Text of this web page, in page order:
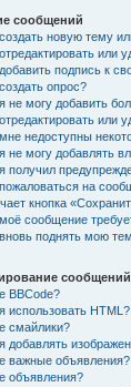
сообщений
новую тему
или
подпись к
опрос?
не могу добавить
или
недоступны
не могу добавлять
получил
на
кнопка
сообщение
поднять мою
BBCode?
использовать HTML?
смайлики?
добавлять
важные объявления?
объявления?